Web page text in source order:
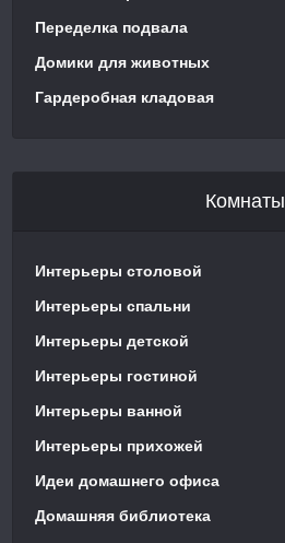
Переделка подвала
Домики для животных
Гардеробная кладовая
Комнаты
Интерьеры столовой
Интерьеры спальни
Интерьеры детской
Интерьеры гостиной
Интерьеры ванной
Интерьеры прихожей
Идеи домашнего офиса
Домашняя библиотека